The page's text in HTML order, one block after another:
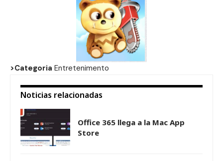
>Categoria Entretenimento
Noticias relacionadas
Office 365 llega a la Mac App
Store